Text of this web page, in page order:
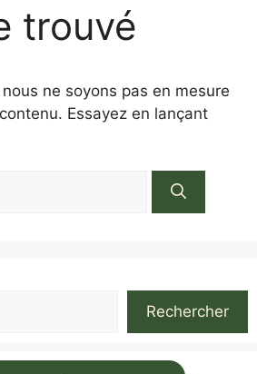
trouvé
ne soyons pas en mesure
Essayez en lançant
Rechercher